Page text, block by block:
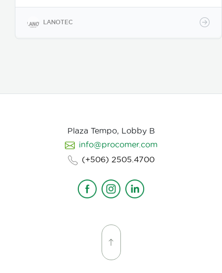
LANOTEC
Plaza Tempo, Lobby B
info@procomer.com
(+506) 2505.4700